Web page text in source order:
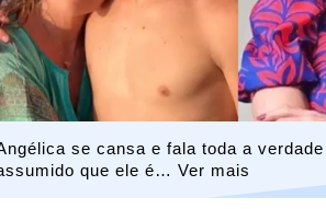
se cansa e fala toda a
que ele é… Ver mais